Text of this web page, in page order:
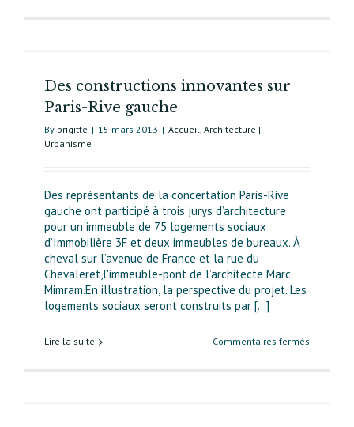
Des constructions innovantes sur
Paris-Rive gauche
By brigitte | 15 mars 2013 | Accueil, Architecture |
Urbanisme
Des représentants de la concertation Paris-Rive
gauche ont participé à trois jurys d’architecture
pour un immeuble de 75 logements sociaux
d’Immobilière 3F et deux immeubles de bureaux. À
cheval sur l’avenue de France et la rue du
Chevaleret,l'immeuble-pont de l’architecte Marc
Mimram.En illustration, la perspective du projet. Les
logements sociaux seront construits par [...]
Lire la suite Commentaires fermés